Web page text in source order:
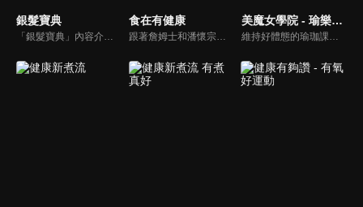
銀髮寶典
「銀髮寶典」內容介紹銀髮族相關的醫療知識，讓爺爺奶奶們能了解銀髮族常見的疾病、或是身體常遇到的問題，並邀請專業的醫師上節目解答，詳細深入且淺顯易懂的方式講述給各位爺爺奶奶們。為銀髮族的身體健康預防把關，讓爺爺奶奶能有一個樂活的退休生活。
食在有健康
跟著詹姆士和潘懷宗博士就能輕鬆學料理！只是品嚐美食之餘，身體健康也要懂得把關，每集都會傳授生活健康資訊，破除一般飲食迷思，讓大家吃得美味、活得健康！
美魔女學院 - 瑜樂生活珈
維持好體態的瑜珈課程，有著豐富的瑜珈姿勢，伸展筋骨舒緩全身疲勞，緊緻肌肉線條，不只能雕塑美美的身材也能夠讓身心靈都暢快健康，跟上我們的腳步一起踏上瑜樂生活珈，輕鬆好上手，快樂享瘦！